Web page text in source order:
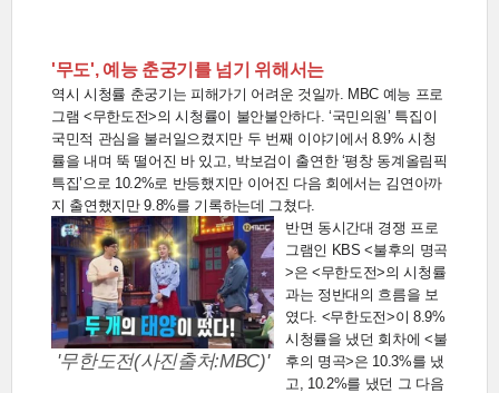
'무도', 예능 춘궁기를 넘기 위해서는
역시 시청률 춘궁기는 피해가기 어려운 것일까. MBC 예능 프로
그램 <무한도전>의 시청률이 불안불안하다. ‘국민의원’ 특집이
국민적 관심을 불러일으켰지만 두 번째 이야기에서 8.9% 시청
률을 내며 뚝 떨어진 바 있고, 박보검이 출연한 ‘평창 동계올림픽
특집’으로 10.2%로 반등했지만 이어진 다음 회에서는 김연아까
지 출연했지만 9.8%를 기록하는데 그쳤다.
'무한도전(사진출처:MBC)'
반면 동시간대 경쟁 프로
그램인 KBS <불후의 명곡
>은 <무한도전>의 시청률
과는 정반대의 흐름을 보
였다. <무한도전>이 8.9%
시청률을 냈던 회차에 <불
후의 명곡>은 10.3%를 냈
고, 10.2%를 냈던 그 다음